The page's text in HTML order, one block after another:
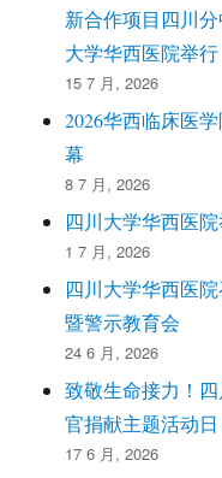
新合作项目四川
大学华西医院举行
15 7 月, 2026
2026华西临床医
幕
8 7 月, 2026
四川大学华西医
1 7 月, 2026
四川大学华西医
暨警示教育会
24 6 月, 2026
致敬生命接力！
官捐献主题活动日
17 6 月, 2026